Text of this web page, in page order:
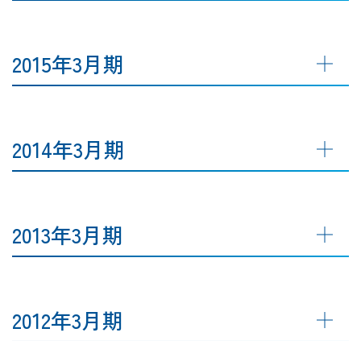
2015年3月期
2014年3月期
2013年3月期
2012年3月期